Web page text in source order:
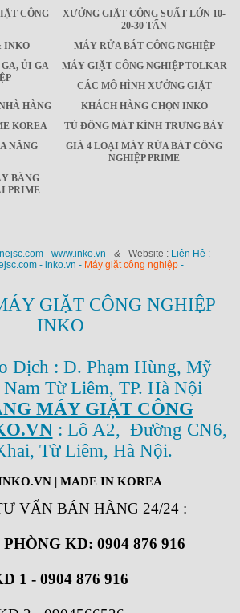
CÔNG
XƯỞNG GIẶT CÔNG SUẤT LỚN 10-
20-30 TẤN
INKO
MÁY RỬA BÁT CÔNG NGHIỆP
ỦI GA
MÁY GIẶT CÔNG NGHIỆP TOLKAR
CÁC MÔ HÌNH XƯỞNG GIẶT
HÀNG
KHÁCH HÀNG CHỌN INKO
KOREA
TỦ ĐÔNG MÁT KÍNH TRƯNG BÀY
NĂNG
GIÁ 4 LOẠI MÁY RỬA BÁT CÔNG
NGHIỆP PRIME
BĂNG
PRIME
- www.inko.vn -&- Website : Liên Hệ :
- inko.vn - Máy giặt công nghiệp -
GIẶT CÔNG NGHIỆP
INKO
Dịch : Đ. Phạm Hùng, Mỹ
Từ Liêm, TP. Hà Nội
MÁY GIẶT CÔNG
: Lô A2, Đường CN6,
Từ Liêm, Hà Nội.
| MADE IN KOREA
VẤN BÁN HÀNG 24/24 :
KD: 0904 876 916
1 - 0904 876 916